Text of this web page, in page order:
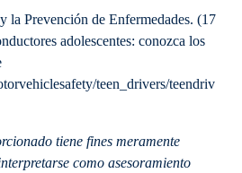
la Prevención de Enfermedades. (17
adolescentes: conozca los
teen_drivers/teendriv
tiene fines meramente
como asesoramiento